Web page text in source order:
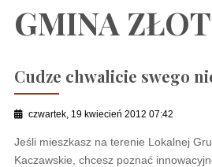
GMINA
Cudze chwalicie swego
czwartek, 19 kwiecień 2012 07:42
Jeśli mieszkasz na terenie Lokalnej
Kaczawskie, chcesz poznać